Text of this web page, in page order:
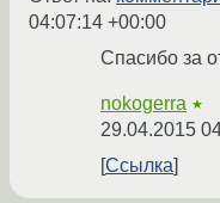
04:07:14 +00:00
Спасибо за
nokogerra ★
29.04.2015
Ссылка